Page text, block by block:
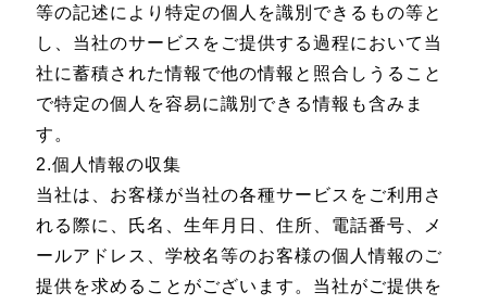
等の記述により特定の個人を識別できるもの等と
し、当社のサービスをご提供する過程において当
社に蓄積された情報で他の情報と照合しうること
で特定の個人を容易に識別できる情報も含みま
す。
2.個人情報の収集
当社は、お客様が当社の各種サービスをご利用さ
れる際に、氏名、生年月日、住所、電話番号、メ
ールアドレス、学校名等のお客様の個人情報のご
提供を求めることがございます。当社がご提供を